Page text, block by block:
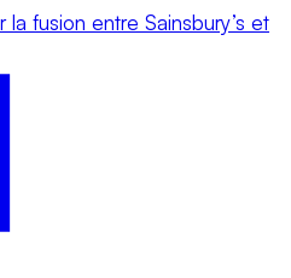
fusion entre Sainsbury’s et